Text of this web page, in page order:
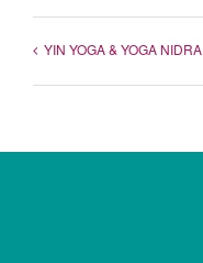
YIN YOGA & YOGA NIDRA